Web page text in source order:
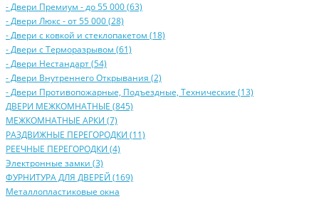
- Двери Прeмиум - до 55 000 (63)
- Двери Люкс - от 55 000 (28)
- Двери с кoвкой и стеклопакетом (18)
- Двери с Терморазрывом (61)
- Двери Нecтaндaрт (54)
- Двери Внутреннего Открывания (2)
- Двери Противопожарные, Подъездные, Технические (13)
ДВЕРИ МЕЖКОМНАТНЫЕ (845)
МЕЖКОМНАТНЫЕ АРКИ (7)
РАЗДВИЖНЫЕ ПЕРЕГОРОДКИ (11)
РЕЕЧНЫЕ ПЕРЕГОРОДКИ (4)
Электронные замки (3)
ФУРНИТУРА ДЛЯ ДВЕРЕЙ (169)
Металлопластиковые окна